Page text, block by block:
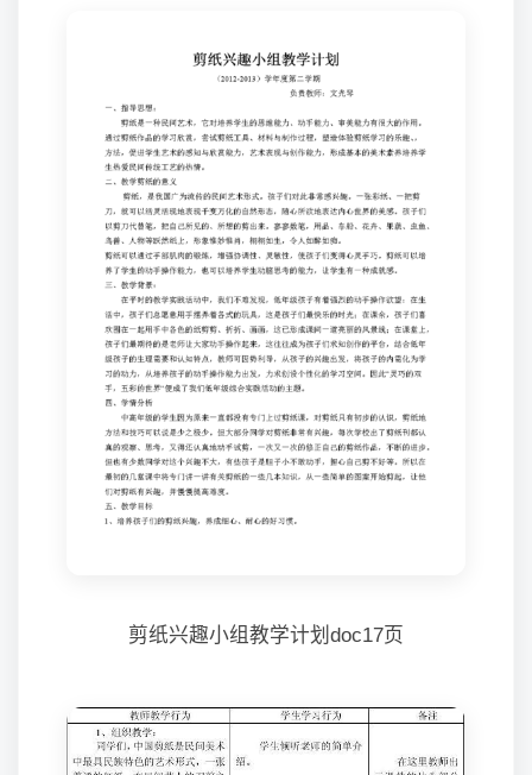
剪纸兴趣小组教学计划doc17页